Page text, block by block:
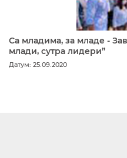
Са младима, за младе -
млади, сутра лидери”
Датум: 25.09.2020